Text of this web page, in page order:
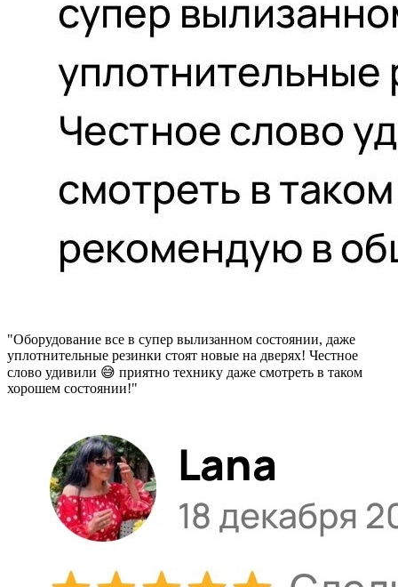
"Оборудование все в супер вылизанном состоянии, даже
уплотнительные резинки стоят новые на дверях! Честное
слово удивили 😅 приятно технику даже смотреть в таком
хорошем состоянии!"